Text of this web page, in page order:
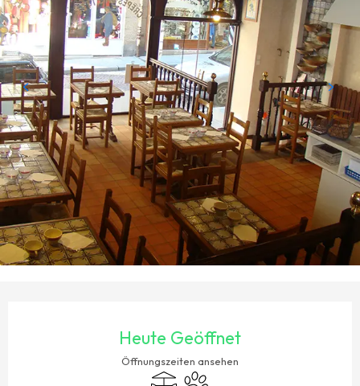
Heute Geöffnet
Öffnungszeiten ansehen
TerrasseTiere erlaubt